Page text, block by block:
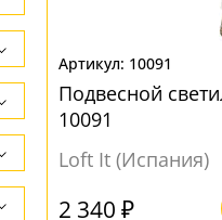
10091
Подвесной
10091
Loft It (Испания)
2 340 ₽